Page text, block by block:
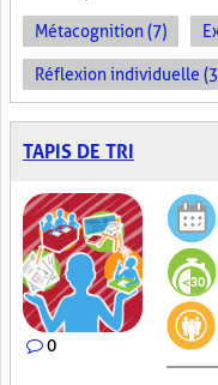
Métacognition (7)
Réflexion individuelle
TAPIS DE TRI
0